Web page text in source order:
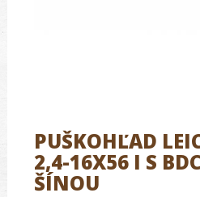
PUŠKOHĽAD
2,4-16X56 I S
ŠÍNOU